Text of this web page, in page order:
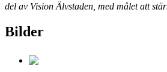
del av Vision Älvstaden, med målet att
Bilder